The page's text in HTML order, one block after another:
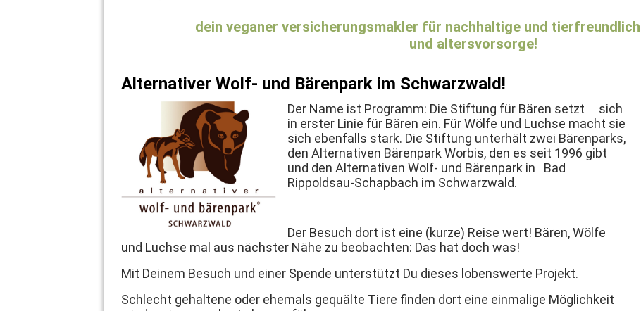
dein veganer versicherungsmakler für nachhaltige und
und altersvorsorge!
Alternativer Wolf- und Bärenpark im Schwarzwald!
Der Name ist Programm: Die Stiftung für Bären setzt sich
in erster Linie für Bären ein. Für Wölfe und Luchse macht sie
sich ebenfalls stark. Die Stiftung unterhält zwei Bärenparks,
den Alternativen Bärenpark Worbis, den es seit 1996 gibt
und den Alternativen Wolf- und Bärenpark in Bad
Rippoldsau-Schapbach im Schwarzwald.
Der Besuch dort ist eine (kurze) Reise wert! Bären, Wölfe
und Luchse mal aus nächster Nähe zu beobachten: Das hat doch was!
Mit Deinem Besuch und einer Spende unterstützt Du dieses lobenswerte Projekt.
Schlecht gehaltene oder ehemals gequälte Tiere finden dort eine einmalige Möglichkeit